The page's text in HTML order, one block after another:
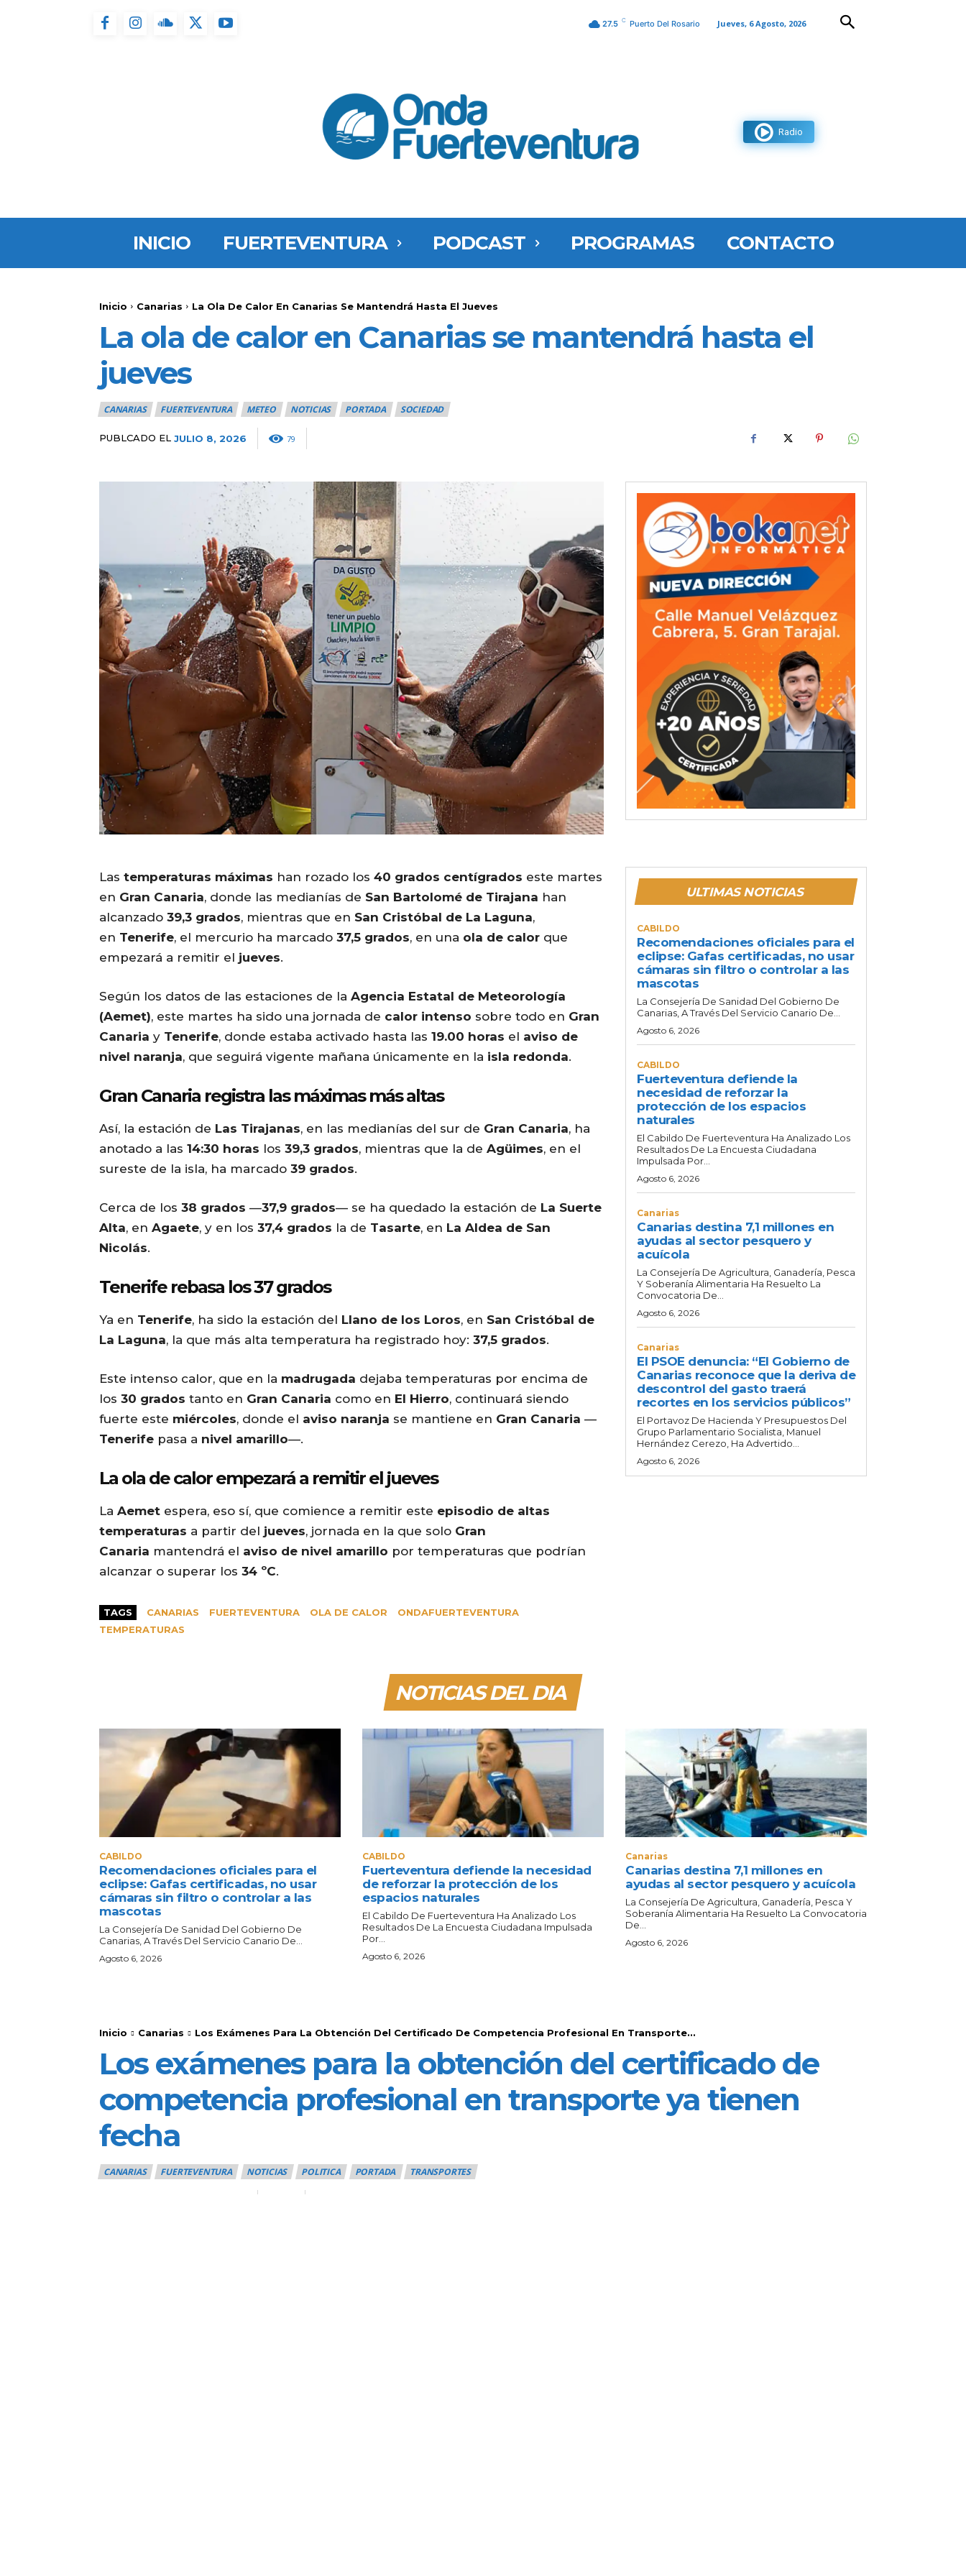
27.5 C Puerto Del Rosario Jueves, 6 Agosto, 2026
Radio
INICIO FUERTEVENTURA PODCAST PROGRAMAS CONTACTO
Inicio Canarias La Ola De Calor En Canarias Se Mantendrá Hasta El Jueves
La ola de calor en Canarias se mantendrá hasta el
jueves
CANARIAS FUERTEVENTURA METEO NOTICIAS PORTADA SOCIEDAD
PUBLCADO EL JULIO 8, 2026 79
Las temperaturas máximas han rozado los 40 grados centígrados este martes
en Gran Canaria, donde las medianías de San Bartolomé de Tirajana han
alcanzado 39,3 grados, mientras que en San Cristóbal de La Laguna,
en Tenerife, el mercurio ha marcado 37,5 grados, en una ola de calor que
empezará a remitir el jueves.
Según los datos de las estaciones de la Agencia Estatal de Meteorología
(Aemet), este martes ha sido una jornada de calor intenso sobre todo en Gran
Canaria y Tenerife, donde estaba activado hasta las 19.00 horas el aviso de
nivel naranja, que seguirá vigente mañana únicamente en la isla redonda.
Gran Canaria registra las máximas más altas
Así, la estación de Las Tirajanas, en las medianías del sur de Gran Canaria, ha
anotado a las 14:30 horas los 39,3 grados, mientras que la de Agüimes, en el
sureste de la isla, ha marcado 39 grados.
Cerca de los 38 grados —37,9 grados— se ha quedado la estación de La Suerte
Alta, en Agaete, y en los 37,4 grados la de Tasarte, en La Aldea de San
Nicolás.
Tenerife rebasa los 37 grados
Ya en Tenerife, ha sido la estación del Llano de los Loros, en San Cristóbal de
La Laguna, la que más alta temperatura ha registrado hoy: 37,5 grados.
Este intenso calor, que en la madrugada dejaba temperaturas por encima de
los 30 grados tanto en Gran Canaria como en El Hierro, continuará siendo
fuerte este miércoles, donde el aviso naranja se mantiene en Gran Canaria —
Tenerife pasa a nivel amarillo—.
La ola de calor empezará a remitir el jueves
La Aemet espera, eso sí, que comience a remitir este episodio de altas
temperaturas a partir del jueves, jornada en la que solo Gran
Canaria mantendrá el aviso de nivel amarillo por temperaturas que podrían
alcanzar o superar los 34 ºC.
TAGS CANARIAS FUERTEVENTURA OLA DE CALOR
ONDAFUERTEVENTURA
TEMPERATURAS
ULTIMAS NOTICIAS
CABILDO
Recomendaciones oficiales para el
eclipse: Gafas certificadas, no usar
cámaras sin filtro o controlar a las
mascotas
La Consejería De Sanidad Del Gobierno De
Canarias, A Través Del Servicio Canario De...
Agosto 6, 2026
CABILDO
Fuerteventura defiende la
necesidad de reforzar la
protección de los espacios
naturales
El Cabildo De Fuerteventura Ha Analizado Los
Resultados De La Encuesta Ciudadana
Impulsada Por...
Agosto 6, 2026
Canarias
Canarias destina 7,1 millones en
ayudas al sector pesquero y
acuícola
La Consejería De Agricultura, Ganadería, Pesca
Y Soberanía Alimentaria Ha Resuelto La
Convocatoria De...
Agosto 6, 2026
Canarias
El PSOE denuncia: “El Gobierno de
Canarias reconoce que la deriva de
descontrol del gasto traerá
recortes en los servicios públicos”
El Portavoz De Hacienda Y Presupuestos Del
Grupo Parlamentario Socialista, Manuel
Hernández Cerezo, Ha Advertido...
Agosto 6, 2026
NOTICIAS DEL DIA
CABILDO
Recomendaciones oficiales para el
eclipse: Gafas certificadas, no usar
cámaras sin filtro o controlar a las
mascotas
La Consejería De Sanidad Del Gobierno De
Canarias, A Través Del Servicio Canario De...
Agosto 6, 2026
CABILDO
Fuerteventura defiende la necesidad
de reforzar la protección de los
espacios naturales
El Cabildo De Fuerteventura Ha Analizado Los
Resultados De La Encuesta Ciudadana Impulsada
Por...
Agosto 6, 2026
Canarias
Canarias destina 7,1 millones en
ayudas al sector pesquero y acuícola
La Consejería De Agricultura, Ganadería, Pesca Y
Soberanía Alimentaria Ha Resuelto La Convocatoria
De...
Agosto 6, 2026